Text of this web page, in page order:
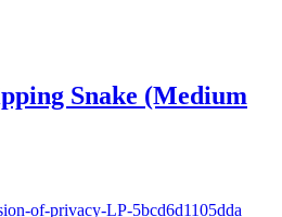
Snake (Medium